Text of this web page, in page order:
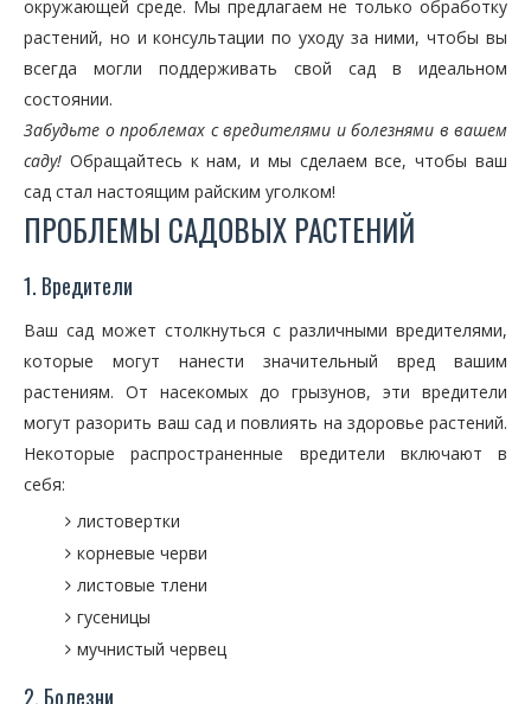
окружающей среде. Мы предлагаем не только обработку
растений, но и консультации по уходу за ними, чтобы вы
всегда могли поддерживать свой сад в идеальном
состоянии.
Забудьте о проблемах с вредителями и болезнями в вашем
саду! Обращайтесь к нам, и мы сделаем все, чтобы ваш
сад стал настоящим райским уголком!
ПРОБЛЕМЫ САДОВЫХ РАСТЕНИЙ
1. Вредители
Ваш сад может столкнуться с различными вредителями,
которые могут нанести значительный вред вашим
растениям. От насекомых до грызунов, эти вредители
могут разорить ваш сад и повлиять на здоровье растений.
Некоторые распространенные вредители включают в
себя:
листовертки
корневые черви
листовые тлени
гусеницы
мучнистый червец
2. Болезни